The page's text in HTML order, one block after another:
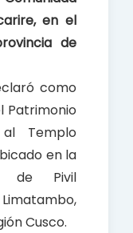
p
p
en el
de
como
Patrimonio
Templo
en la
de Pivil
Cusco.